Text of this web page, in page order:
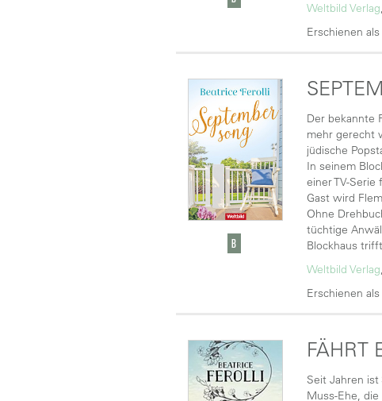
Weltbild Verlag
Erschienen
Der bekannte
mehr gerecht
jüdische
In seinem
einer TV-
Gast wird
Ohne
tüchtige
Blockhaus
Weltbild Verlag
Erschienen
FÄHRT
Seit Jahren
Muss-Ehe,